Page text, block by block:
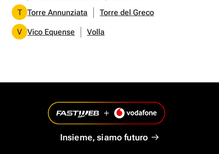
T
Torre Annunziata Torre del Greco
V Vico Equense Volla
Insieme, siamo futuro